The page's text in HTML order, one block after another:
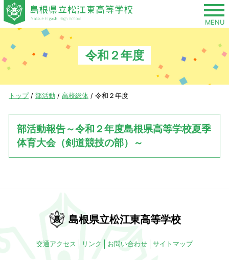
このページの本文へ
MENU
令和２年度
現
置：
トップ/ 部活動 / 高校総体 / 令和２年度
部活動報告～令和２年度島根県高等学校夏季
体育大会（剣道競技の部）～
島根県立松江東高等学校
交通アクセス リンク お問い合わせ サイトマップ